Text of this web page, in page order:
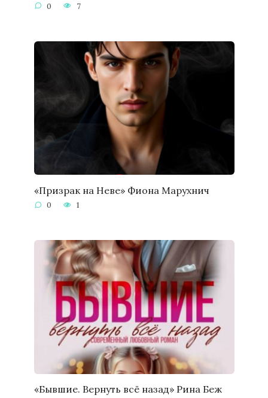
0 7
«Призрак на Неве» Фиона Марухнич
0 1
«Бывшие. Вернуть всё назад» Рина Беж